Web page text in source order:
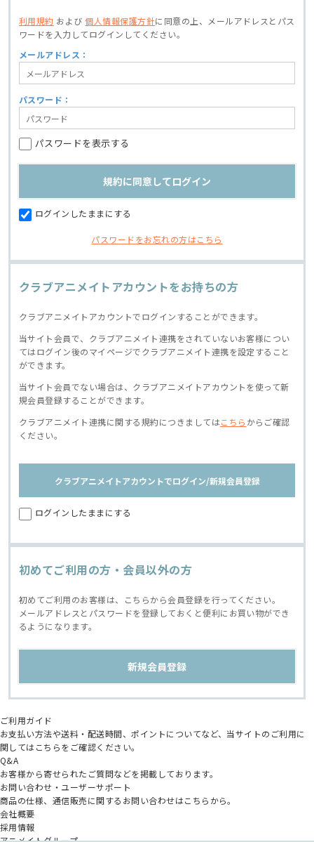
利用規約 および個人情報保護方針に同意の上、
メールアドレスとパス
ワードを入力してログインしてください。
メールアドレス：
パスワード：
パスワードを表示する
ログインしたままにする
パスワードをお忘れの方はこちら
クラブアニメイトアカウントをお持ちの方
クラブアニメイトアカウントでログインすることができます。
当サイト会員で、クラブアニメイト連携をされていないお客様につい
てはログイン後のマイページでクラブアニメイト連携を設定すること
ができます。
当サイト会員でない場合は、クラブアニメイトアカウントを使って新
規会員登録することができます。
クラブアニメイト連携に関する規約につきましてはこちら からご確認
ください。
クラブアニメイトアカウントでログイン/新規会員登録
ログインしたままにする
初めてご利用の方・会員以外の方
初めてご利用のお客様は、こちらから会員登録を行ってください。
メールアドレスとパスワードを登録しておくと便利にお買い物ができ
るようになります。
ご利用ガイド
お支払い方法や送料・配送時間、ポイントについてなど、当サイトのご利用に
関してはこちらをご確認ください。
Q&A
お客様から寄せられたご質問などを掲載しております。
お問い合わせ・ユーザーサポート
商品の仕様、通信販売に関するお問い合わせはこちらから。
会社概要
採用情報